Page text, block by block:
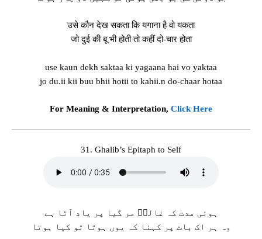
उसे कौन देख सकता कि यगाना है वो यकता
जो दुई की बू भी होती तो कहीं दो-चार होता
use kaun dekh saktaa ki yagaana hai vo yaktaa
jo du.ii kii buu bhii hotii to kahii.n do-chaar hotaa
For Meaning & Interpretation, Click Here
31. Ghalib’s Epitaph to Self
ہوئی مدت کہ غالبؔ مر گیا پر یاد آتا ہے
وہ ہر اک بات پر کہنا کہ یوں ہوتا تو کیا ہوتا